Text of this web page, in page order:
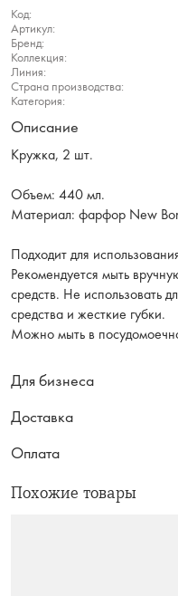
Код:
Артикул:
Бренд:
Коллекция:
Линия:
Страна производства:
Категория:
Описание
Кружка, 2 шт.
Объем: 440 мл.
Материал: фарфор New
Подходит для
Рекомендуется мыть
средств. Не использовать
средства и жесткие губки.
Можно мыть в
Для бизнеса
Доставка
Оплата
Похожие товары